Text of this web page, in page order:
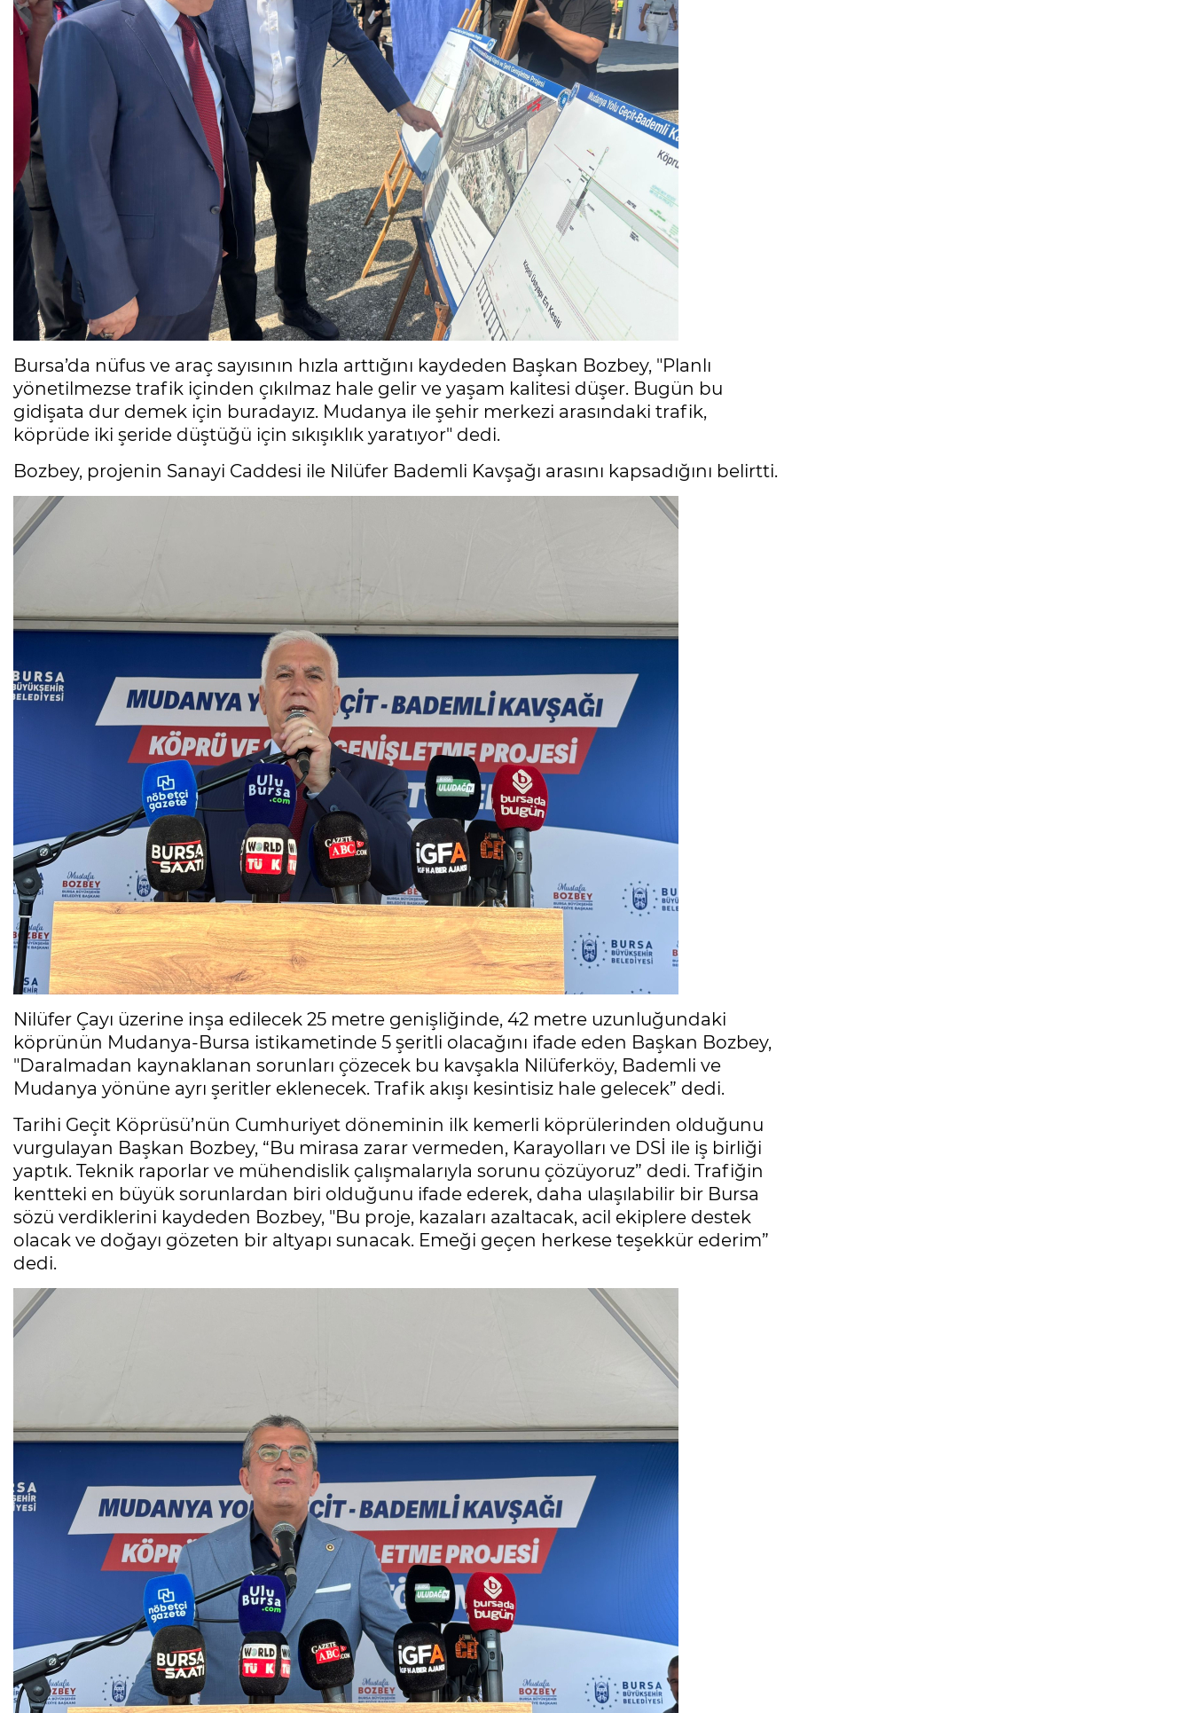
Bursa’da nüfus ve araç sayısının hızla arttığını kaydeden Başkan Bozbey, "Planlı
yönetilmezse trafik içinden çıkılmaz hale gelir ve yaşam kalitesi düşer. Bugün bu
gidişata dur demek için buradayız. Mudanya ile şehir merkezi arasındaki trafik,
köprüde iki şeride düştüğü için sıkışıklık yaratıyor" dedi.
Bozbey, projenin Sanayi Caddesi ile Nilüfer Bademli Kavşağı arasını kapsadığını belirtti.
Nilüfer Çayı üzerine inşa edilecek 25 metre genişliğinde, 42 metre uzunluğundaki
köprünün Mudanya-Bursa istikametinde 5 şeritli olacağını ifade eden Başkan Bozbey,
"Daralmadan kaynaklanan sorunları çözecek bu kavşakla Nilüferköy, Bademli ve
Mudanya yönüne ayrı şeritler eklenecek. Trafik akışı kesintisiz hale gelecek” dedi.
Tarihi Geçit Köprüsü’nün Cumhuriyet döneminin ilk kemerli köprülerinden olduğunu
vurgulayan Başkan Bozbey, “Bu mirasa zarar vermeden, Karayolları ve DSİ ile iş birliği
yaptık. Teknik raporlar ve mühendislik çalışmalarıyla sorunu çözüyoruz” dedi. Trafiğin
kentteki en büyük sorunlardan biri olduğunu ifade ederek, daha ulaşılabilir bir Bursa
sözü verdiklerini kaydeden Bozbey, "Bu proje, kazaları azaltacak, acil ekiplere destek
olacak ve doğayı gözeten bir altyapı sunacak. Emeği geçen herkese teşekkür ederim”
dedi.